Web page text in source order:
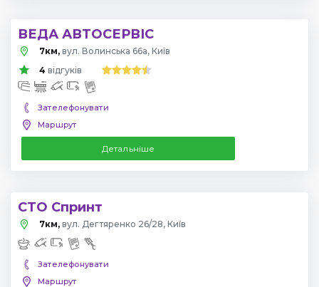
ВЕДА АВТОСЕРВІС
7км, вул. Волинська 66а, Київ
4 відгуків
Зателефонувати
Маршрут
Детальніше
СТО Спринт
7км, вул. Дегтяренко 26/28, Київ
Зателефонувати
Маршрут